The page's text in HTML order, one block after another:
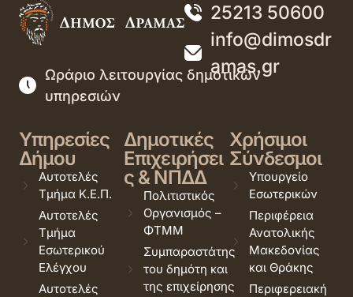
25213 50600
info@dimosdr
amas.gr
Ωράριο λειτουργίας δημοτικών
υπηρεσιών
Υπηρεσίες
Δήμου
Αυτοτελές
Τμήμα Κ.Ε.Π.
Αυτοτελές
Τμήμα
Εσωτερικού
Ελέγχου
Αυτοτελές
Δημοτικές
Επιχειρήσει
ς & ΝΠΔΔ
Πολιτιστικός
Οργανισμός –
ΦΤΜΜ
Συμπαραστάτης
του δημότη και
της επιχείρησης
Χρήσιμοι
Σύνδεσμοι
Υπουργείο
Εσωτερικών
Περιφέρεια
Ανατολικής
Μακεδονίας
και Θράκης
Περιφερειακή